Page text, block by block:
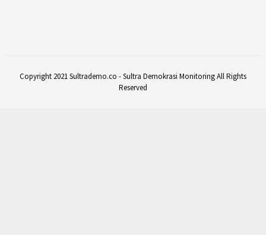
Copyright 2021 Sultrademo.co - Sultra Demokrasi Monitoring All Rights
Reserved